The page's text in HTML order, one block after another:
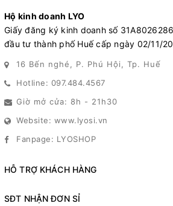
Hộ kinh doanh LYO
Giấy đăng ký kinh doanh số
đầu tư thành phố Huế cấp ngày 02/11/
16 Bến nghé, P. Phú Hội, Tp. Huế
Hotline: 097.484.4567
Giờ mở cửa: 8h - 21h30
Website: www.lyosi.vn
Fanpage: LYOSHOP
HỖ TRỢ KHÁCH HÀNG
SĐT NHẬN ĐƠN SỈ